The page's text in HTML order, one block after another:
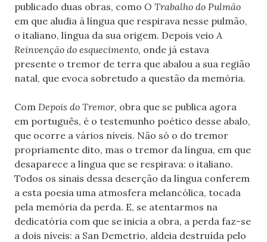
publicado duas obras, como O Trabalho do Pulmão
em que aludia à língua que respirava nesse pulmão,
o italiano, língua da sua origem. Depois veioA
Reinvenção do esquecimento, onde já estava
presente o tremor de terra que abalou a sua região
natal, que evoca sobretudo a questão da memória.
Com Depois do Tremor, obra que se publica agora
em português, é o testemunho poético desse abalo,
que ocorre a vários níveis. Não só o do tremor
propriamente dito, mas o tremor da língua, em que
desaparece a língua que se respirava: o italiano.
Todos os sinais dessa deserção da língua conferem
a esta poesia uma atmosfera melancólica, tocada
pela memória da perda. E, se atentarmos na
dedicatória com que se inicia a obra, a perda faz-se
a dois níveis: a San Demetrio, aldeia destruída pelo